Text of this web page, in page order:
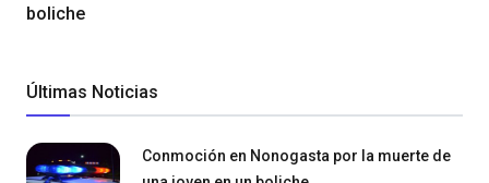
boliche
Últimas Noticias
Conmoción en Nonogasta por la muerte de